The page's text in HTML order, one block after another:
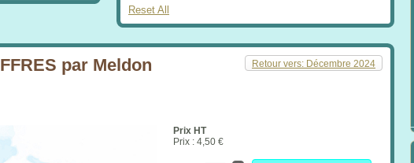
Reset All
Retour vers: Décembre 2024
par Meldon
Prix HT
Prix : 4,50 €